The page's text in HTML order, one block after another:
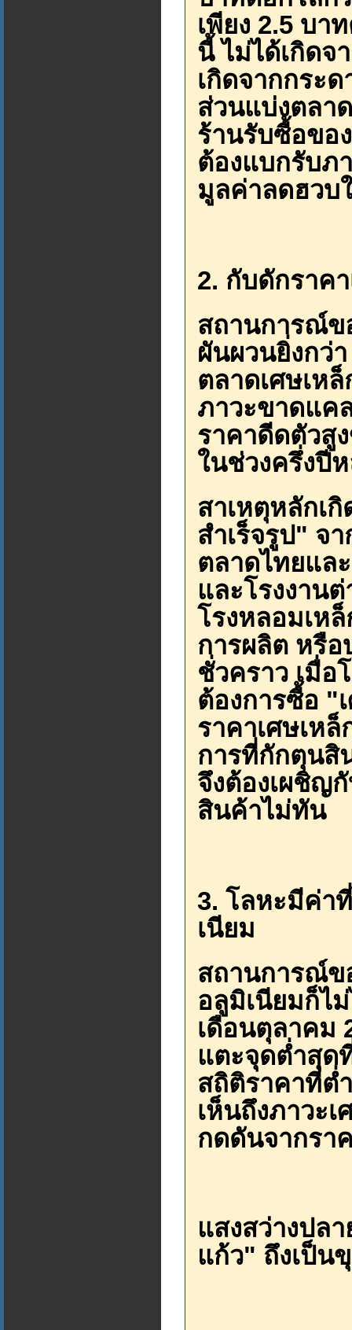
เพียง 2.5 บา
นี้ ไม่ได้เกิดจ
เกิดจากกระ
ส่วนแบ่งตลา
ร้านรับซื้อขอ
ต้องแบกรับภ
มูลค่าลดฮวบ
2. กับดักราค
สถานการณ์ข
ผันผวนยิ่งกว่
ตลาดเศษเห
ภาวะขาดแค
ราคาดีดตัวสู
ในช่วงครึ่งปี
สาเหตุหลักเ
สำเร็จรูป" จ
ตลาดไทยแล
และโรงงาน
โรงหลอมเห
การผลิต หรือ
ชั่วคราว เมื่อ
ต้องการซื้อ "
ราคาเศษเห
การที่กักตุนสิ
จึงต้องเผชิญ
สินค้าไม่ทัน
3. โลหะมีค่า
เนียม
สถานการณ์ข
อลูมิเนียมก็ไ
เดือนตุลาคม
แตะจุดต่ำสุด
สถิติราคาที่ต่
เห็นถึงภาวะ
กดดันจากรา
แสงสว่างปล
แก้ว" ถึงเป็น